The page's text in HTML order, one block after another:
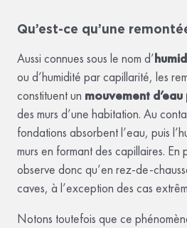
Qu’est-ce qu’une
Aussi connues sous le nom d’
ou d’humidité par capillarité, les
constituent un mouvement
des murs d’une habitation. Au
fondations absorbent l’eau, puis
murs en formant des capillaires. En
observe donc qu’en rez-de-
caves, à l’exception des cas
Notons toutefois que ce